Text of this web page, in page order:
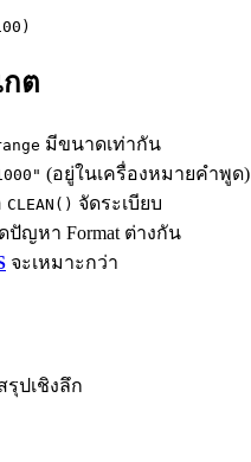
ต
มีขนาดเท่ากัน
(อยู่ในเครื่องหมายคำพูด)
CLEAN() จัดระเบียบ
ปัญหา Format ต่างกัน
จะเหมาะกว่า
รุปเชิงลึก